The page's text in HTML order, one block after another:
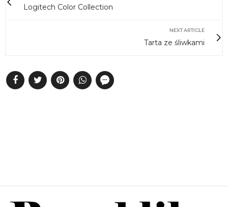
Logitech Color Collection
NEXT ARTICLE
Tarta ze śliwkami